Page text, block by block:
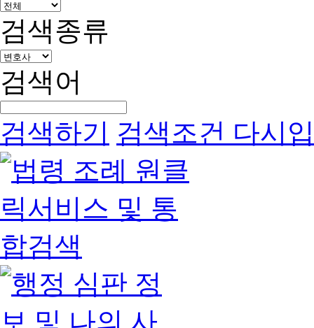
검색종류
검색어
검색하기 검색조건 다시